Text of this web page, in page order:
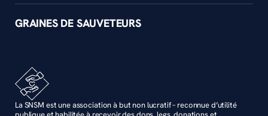
GRAINES DE SAUVETEURS
La SNSM est une association à but non lucratif – reconnue d’utilité